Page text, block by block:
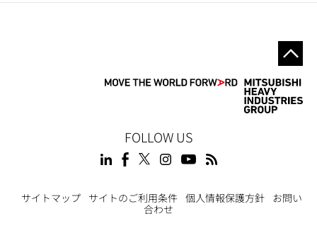
FOLLOW US
サイトマップ サイトのご利用条件 個人情報保護方針
お問い
合わせ